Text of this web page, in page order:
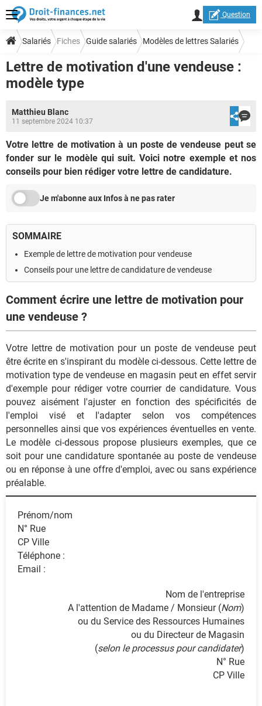
Question
Salariés Fiches Guide salariés Modèles de lettres Salariés
Lettre de motivation d'une vendeuse :
modèle type
Matthieu Blanc
11 septembre 2024 10:37
Votre lettre de motivation à un poste de vendeuse peut se
fonder sur le modèle qui suit. Voici notre exemple et nos
conseils pour bien rédiger votre lettre de candidature.
Je m'abonne aux Infos à ne pas rater
SOMMAIRE
Exemple de lettre de motivation pour vendeuse
Conseils pour une lettre de candidature de vendeuse
Comment écrire une lettre de motivation pour
une vendeuse ?
Votre lettre de motivation pour un poste de vendeuse peut
être écrite en s'inspirant du modèle ci-dessous. Cette lettre de
motivation type de vendeuse en magasin peut en effet servir
d'exemple pour rédiger votre courrier de candidature. Vous
pouvez aisément l'ajuster en fonction des spécificités de
l'emploi visé et l'adapter selon vos compétences
personnelles ainsi que vos expériences éventuelles en vente.
Le modèle ci-dessous propose plusieurs exemples, que ce
soit pour une candidature spontanée au poste de vendeuse
ou en réponse à une offre d'emploi, avec ou sans expérience
préalable.
Prénom/nom
N° Rue
CP Ville
Téléphone :
Email :
Nom de l'entreprise
A l'attention de Madame / Monsieur (Nom)
ou du Service des Ressources Humaines
ou du Directeur de Magasin
(
selon le processus pour candidater
)
N° Rue
CP Ville